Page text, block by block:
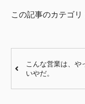
この記事のカテゴリ
こんな営業は、や
いやだ。